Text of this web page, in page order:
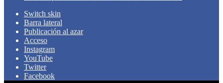
Switch skin
Barra lateral
Publicación al azar
Acceso
Instagram
YouTube
Twitter
Facebook